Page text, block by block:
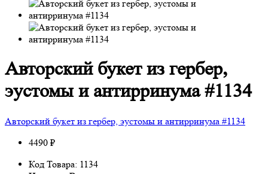
Авторский букет из гербер,
эустомы и антирринума #1134
Авторский букет из гербер, эустомы и антирринума #1134
4490 ₽
Код Товара: 1134